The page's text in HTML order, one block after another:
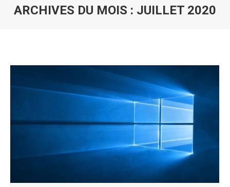
ARCHIVES DU MOIS : JUILLET 2020